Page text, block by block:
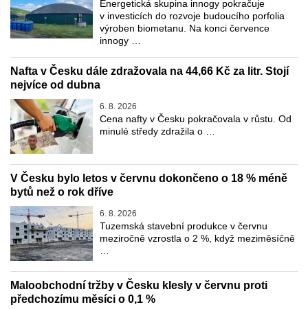
Energetická skupina innogy pokračuje
v investicích do rozvoje budoucího porfolia
výroben biometanu. Na konci července
innogy …
Nafta v Česku dále zdražovala na 44,66 Kč za litr. Stojí
nejvíce od dubna
6. 8. 2026
Cena nafty v Česku pokračovala v růstu. Od
minulé středy zdražila o …
V Česku bylo letos v červnu dokončeno o 18 % méně
bytů než o rok dříve
6. 8. 2026
Tuzemská stavební produkce v červnu
meziročně vzrostla o 2 %, když meziměsíčně
Maloobchodní tržby v Česku klesly v červnu proti
předchozímu měsíci o 0,1 %